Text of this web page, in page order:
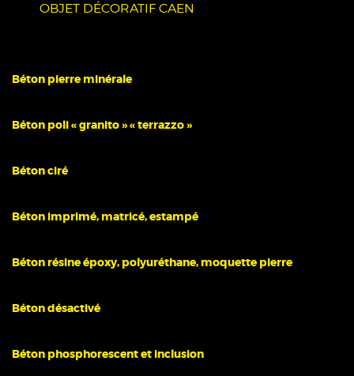
OBJET DÉCORATIF CAEN
Béton pierre minérale
Béton poli « granito » « terrazzo »
Béton ciré
Béton imprimé, matricé, estampé
Béton résine époxy, polyuréthane, moquette pierre
Béton désactivé
Béton phosphorescent et inclusion